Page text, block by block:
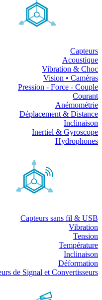
Capteurs
Acoustique
Vibration & Choc
Vision • Caméras
Pression - Force - Couple
Courant
Anémométrie
Déplacement & Distance
Inclinaison
Inertiel & Gyroscope
Hydrophones
Capteurs sans fil & USB
Vibration
Tension
Température
Inclinaison
Déformation
de Signal et Convertisseurs